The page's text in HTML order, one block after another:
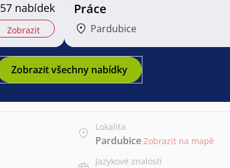
57 nabídek
Zobrazit
Práce
Pardubice
Zobrazit všechny nabídky
Lokalita
Pardubice Zobrazit na mapě
Jazykové znalosti